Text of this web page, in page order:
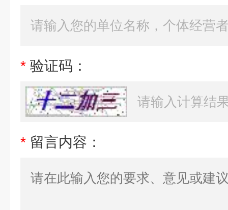
* 验证码：
* 留言内容：